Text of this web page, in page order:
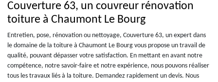
Couverture 63, un couvreur rénovation
toiture à Chaumont Le Bourg
Entretien, pose, rénovation ou nettoyage, Couverture 63, un expert dans
le domaine de la toiture à Chaumont Le Bourg vous propose un travail de
qualité, pouvant dépasser votre satisfaction. En mettant en avant notre
compétence, notre savoir-faire et notre expérience, nous pouvons réaliser
tous les travaux liés à la toiture. Demandez rapidement un devis. Nous